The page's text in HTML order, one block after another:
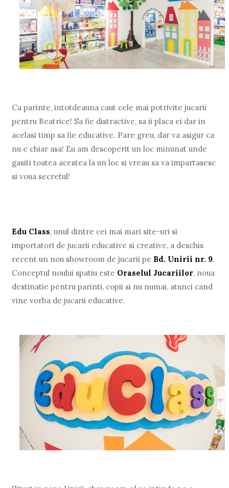
Ca parinte, intotdeauna caut cele mai potrivite jucarii
pentru Beatrice! Sa fie distractive, sa ii placa ei dar in
acelasi timp sa fie educative. Pare greu, dar va asigur ca
nu e chiar asa! Eu am descoperit un loc minunat unde
gasiti toatea acestea la un loc si vreau sa va impartasesc
si voua secretul!
Edu Class, unul dintre cei mai mari site-uri si
importatori de jucarii educative si creative, a deschis
recent un nou showroom de jucarii pe Bd. Unirii nr. 9.
Conceptul noului spatiu este Oraselul Jucariilor, noua
destinatie pentru parinti, copii si nu numai, atunci cand
vine vorba de jucarii educative.